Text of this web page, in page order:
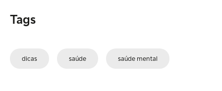
Tags
dicas saúde saúde mental